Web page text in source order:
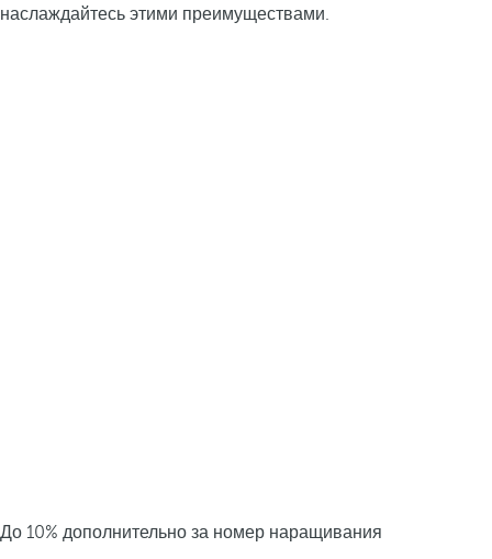
наслаждайтесь этими преимуществами.
До 10% дополнительно за номер наращивания